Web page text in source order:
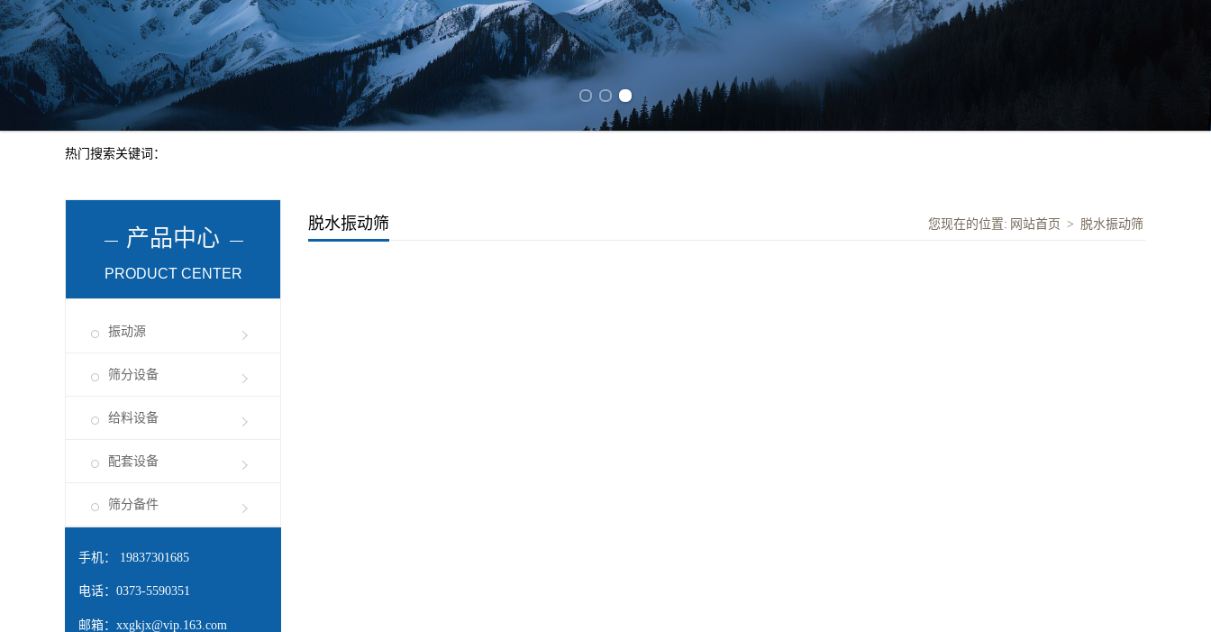
热门搜索关键词：
产品中心
PRODUCT CENTER
振动源
筛分设备
给料设备
配套设备
筛分备件
手机： 19837301685
电话：0373-5590351
邮箱： xxgkjx@vip.163.com
脱水振动筛 您现在的位置: 网站首页 > 脱水振动筛